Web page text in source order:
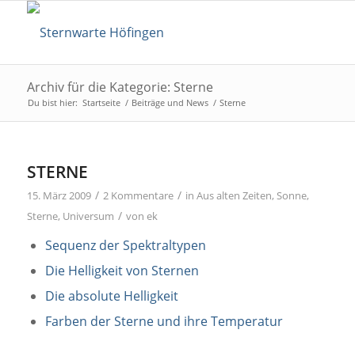
Archiv für die Kategorie: Sterne
Du bist hier: Startseite / Beiträge und News / Sterne
STERNE
15. März 2009 / 2 Kommentare / in Aus alten Zeiten, Sonne,
Sterne, Universum / von ek
Sequenz der Spektraltypen
Die Helligkeit von Sternen
Die absolute Helligkeit
Farben der Sterne und ihre Temperatur